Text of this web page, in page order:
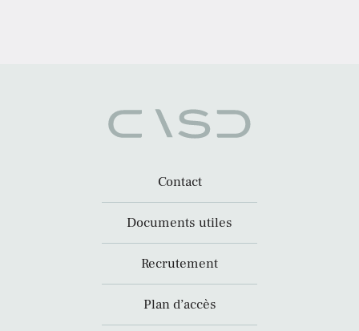
Contact
Documents utiles
Recrutement
Plan d’accès